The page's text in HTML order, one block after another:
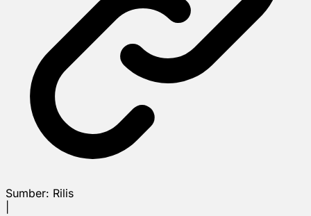
Sumber: Rilis